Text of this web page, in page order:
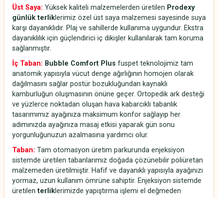
Üst Saya: Yüksek kaliteli malzemelerden üretilen Prodexy
günlük terliklerimiz özel üst saya malzemesi sayesinde suya
karşı dayanıklıdır. Plaj ve sahillerde kullanıma uygundur. Ekstra
dayanıklılık için güçlendirici iç dikişler kullanılarak tam koruma
sağlanmıştır.
İç Taban: Bubble Comfort Plus fuspet teknolojimiz tam
anatomik yapısıyla vücut denge ağırlığının homojen olarak
dağılmasını sağlar postür bozukluğundan kaynaklı
kamburluğun oluşmasının önüne geçer. Ortopedik ark desteği
ve yüzlerce noktadan oluşan hava kabarcıklı tabanlık
tasarımımız ayağınıza maksimum konfor sağlayıp her
adımınızda ayağınıza masaj etkisi yaparak gün sonu
yorgunluğunuzun azalmasına yardımcı olur.
Taban: Tam otomasyon üretim parkurunda enjeksiyon
sistemde üretilen tabanlarımız doğada çözünebilir poliüretan
malzemeden üretilmiştir. Hafif ve dayanıklı yapısıyla ayağınızı
yormaz, uzun kullanım ömrüne sahiptir. Enjeksiyon sistemde
üretilenterliklerimizde yapıştırma işlemi el değmeden